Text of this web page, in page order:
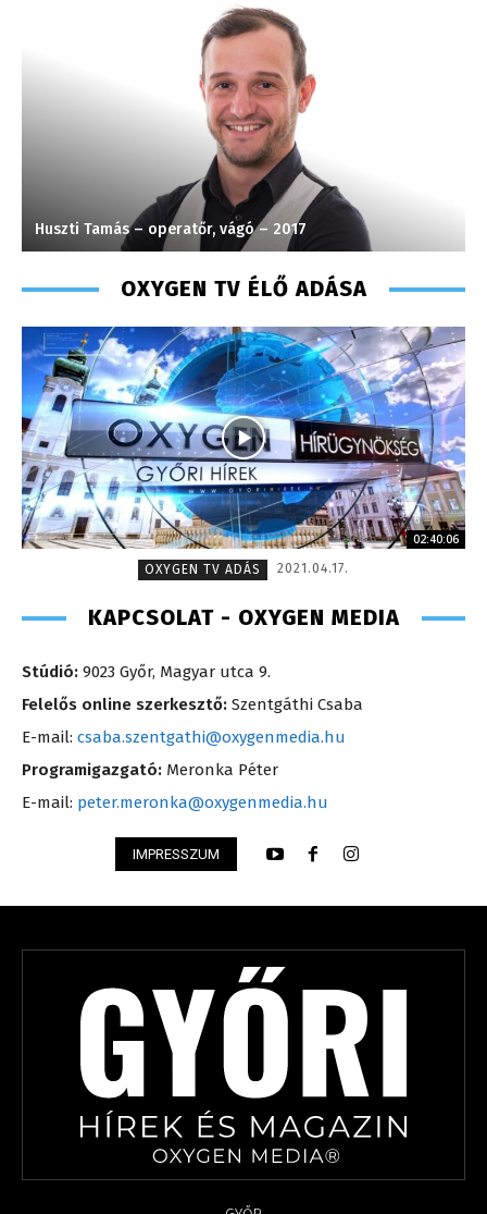
Huszti Tamás – operatőr, vágó – 2017
OXYGEN TV ÉLŐ ADÁSA
02:40:06
OXYGEN TV ADÁS
2021.04.17.
KAPCSOLAT - OXYGEN MEDIA
Stúdió: 9023 Győr, Magyar utca 9.
Felelős online szerkesztő: Szentgáthi Csaba
E-mail: csaba.szentgathi@oxygenmedia.hu
Programigazgató: Meronka Péter
E-mail: peter.meronka@oxygenmedia.hu
IMPRESSZUM